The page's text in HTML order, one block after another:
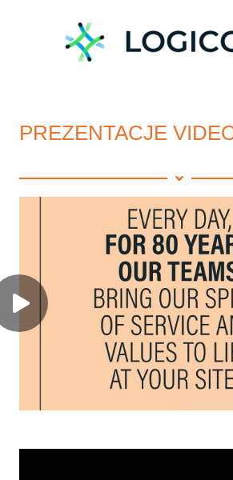
PREZENTACJE